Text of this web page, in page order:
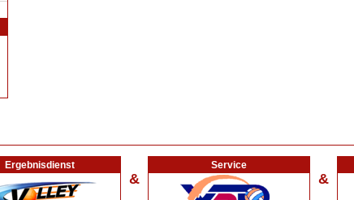
Ergebnisdienst
&
Service
&